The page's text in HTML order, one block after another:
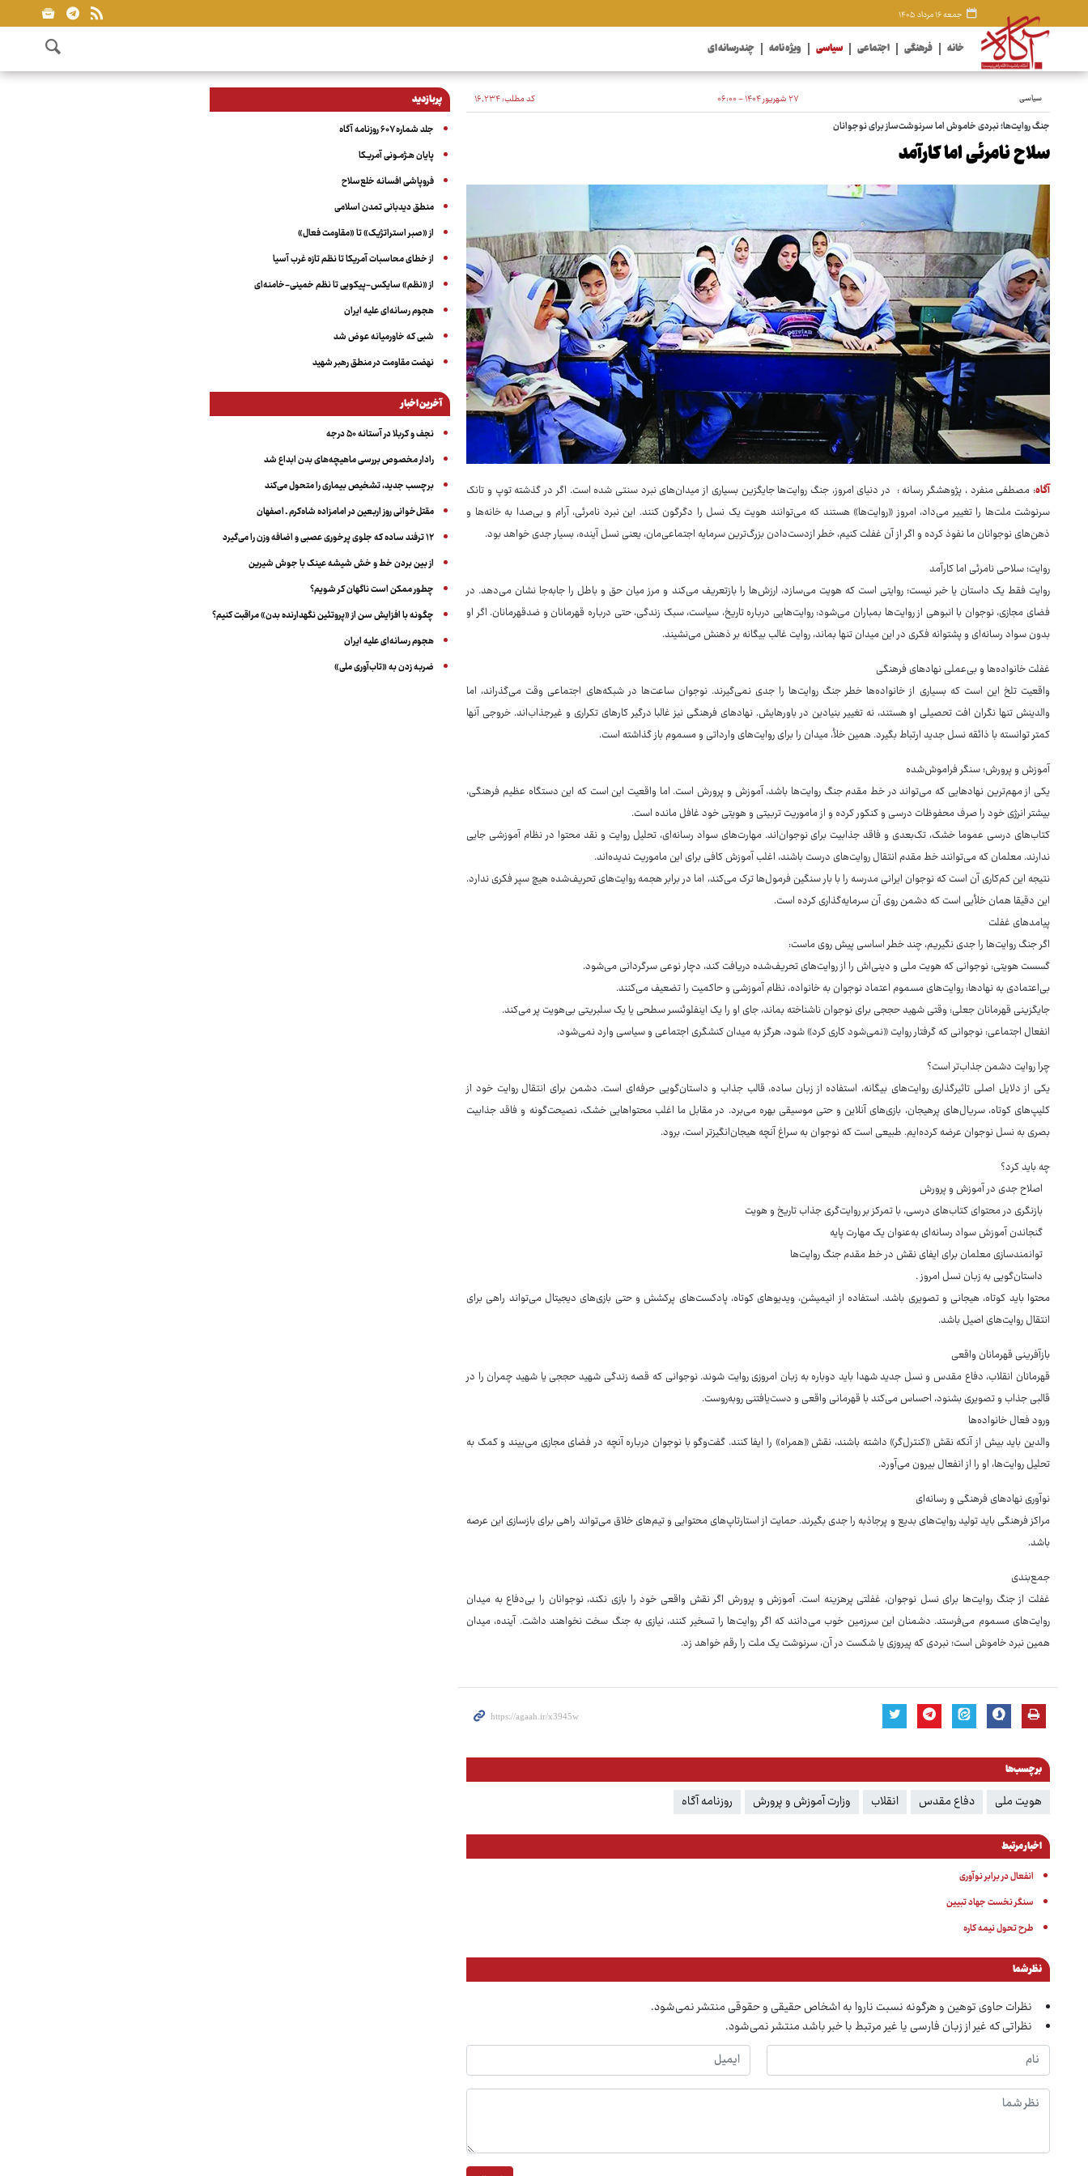
جمعه ۱۶ مرداد ۱۴۰۵
خانه فرهنگی اجتماعی سیاسی ویژه نامه چندرسانه ای
سیاسی ۲۷ شهریور ۱۴۰۴ - ۰۶:۰۰ کد مطلب:۱۶٬۲۳۴
جنگ روایت‌ها؛ نبردی خاموش اما سرنوشت‌ساز برای نوجوانان
سلاح نامرئی اما کارآمد
آگاه: مصطفی منفرد ، پژوهشگر رسانه : در دنیای امروز، جنگ روایت‌ها جایگزین بسیاری از میدان‌های نبرد سنتی شده است. اگر در گذشته توپ و تانک
سرنوشت ملت‌ها را تغییر می‌داد، امروز «روایت‌ها» هستند که می‌توانند هویت یک نسل را دگرگون کنند. این نبرد نامرئی، آرام و بی‌صدا به خانه‌ها و
ذهن‌های نوجوانان ما نفوذ کرده و اگر از آن غفلت کنیم، خطر ازدست‌دادن بزرگ‌ترین سرمایه اجتماعی‌مان، یعنی نسل آینده، بسیار جدی خواهد بود.
روایت؛ سلاحی نامرئی اما کارآمد
روایت فقط یک داستان یا خبر نیست؛ روایتی است که هویت می‌سازد، ارزش‌ها را بازتعریف می‌کند و مرز میان حق و باطل را جابه‌جا نشان می‌دهد. در
فضای مجازی، نوجوان با انبوهی از روایت‌ها بمباران می‌شود: روایت‌هایی درباره تاریخ، سیاست، سبک زندگی، حتی درباره قهرمانان و ضدقهرمانان. اگر او
بدون سواد رسانه‌ای و پشتوانه فکری در این میدان تنها بماند، روایت غالب بیگانه بر ذهنش می‌نشیند.
غفلت خانواده‌ها و بی‌عملی نهادهای فرهنگی
واقعیت تلخ این است که بسیاری از خانواده‌ها خطر جنگ روایت‌ها را جدی نمی‌گیرند. نوجوان ساعت‌ها در شبکه‌های اجتماعی وقت می‌گذراند، اما
والدینش تنها نگران افت تحصیلی او هستند، نه تغییر بنیادین در باورهایش. نهادهای فرهنگی نیز غالبا درگیر کارهای تکراری و غیرجذاب‌اند. خروجی آنها
کمتر توانسته با ذائقه نسل جدید ارتباط بگیرد. همین خلأ، میدان را برای روایت‌های وارداتی و مسموم باز گذاشته است.
آموزش و پرورش؛ سنگر فراموش‌شده
یکی از مهم‌ترین نهادهایی که می‌تواند در خط مقدم جنگ روایت‌ها باشد، آموزش و پرورش است. اما واقعیت این است که این دستگاه عظیم فرهنگی،
بیشتر انرژی خود را صرف محفوظات درسی و کنکور کرده و از ماموریت تربیتی و هویتی خود غافل مانده است.
کتاب‌های درسی عموما خشک، تک‌بعدی و فاقد جذابیت برای نوجوان‌اند. مهارت‌های سواد رسانه‌ای، تحلیل روایت و نقد محتوا در نظام آموزشی جایی
ندارند. معلمان که می‌توانند خط مقدم انتقال روایت‌های درست باشند، اغلب آموزش کافی برای این ماموریت ندیده‌اند.
نتیجه این کم‌کاری آن است که نوجوان ایرانی مدرسه را با بار سنگین فرمول‌ها ترک می‌کند، اما در برابر هجمه روایت‌های تحریف‌شده هیچ سپر فکری ندارد.
این دقیقا همان خلأیی است که دشمن روی آن سرمایه‌گذاری کرده است.
پیامدهای غفلت
اگر جنگ روایت‌ها را جدی نگیریم، چند خطر اساسی پیش روی ماست:
گسست هویتی: نوجوانی که هویت ملی و دینی‌اش را از روایت‌های تحریف‌شده دریافت کند، دچار نوعی سرگردانی می‌شود.
بی‌اعتمادی به نهادها: روایت‌های مسموم اعتماد نوجوان به خانواده، نظام آموزشی و حاکمیت را تضعیف می‌کنند.
جایگزینی قهرمانان جعلی: وقتی شهید حججی برای نوجوان ناشناخته بماند، جای او را یک اینفلوئنسر سطحی یا یک سلبریتی بی‌هویت پر می‌کند.
انفعال اجتماعی: نوجوانی که گرفتار روایت «نمی‌شود کاری کرد» شود، هرگز به میدان کنشگری اجتماعی و سیاسی وارد نمی‌شود.
چرا روایت دشمن جذاب‌تر است؟
یکی از دلایل اصلی تاثیرگذاری روایت‌های بیگانه، استفاده از زبان ساده، قالب جذاب و داستان‌گویی حرفه‌ای است. دشمن برای انتقال روایت خود از
کلیپ‌های کوتاه، سریال‌های پرهیجان، بازی‌های آنلاین و حتی موسیقی بهره می‌برد. در مقابل ما اغلب محتواهایی خشک، نصیحت‌گونه و فاقد جذابیت
بصری به نسل نوجوان عرضه کرده‌ایم. طبیعی است که نوجوان به سراغ آنچه هیجان‌انگیزتر است، برود.
چه باید کرد؟
اصلاح جدی در آموزش و پرورش
بازنگری در محتوای کتاب‌های درسی، با تمرکز بر روایت‌گری جذاب تاریخ و هویت
گنجاندن آموزش سواد رسانه‌ای به‌عنوان یک مهارت پایه
توانمندسازی معلمان برای ایفای نقش در خط مقدم جنگ روایت‌ها
داستان‌گویی به زبان نسل امروز .
محتوا باید کوتاه، هیجانی و تصویری باشد. استفاده از انیمیشن، ویدیوهای کوتاه، پادکست‌های پرکشش و حتی بازی‌های دیجیتال می‌تواند راهی برای
انتقال روایت‌های اصیل باشد.
بازآفرینی قهرمانان واقعی
قهرمانان انقلاب، دفاع مقدس و نسل جدید شهدا باید دوباره به زبان امروزی روایت شوند. نوجوانی که قصه زندگی شهید حججی یا شهید چمران را در
قالبی جذاب و تصویری بشنود، احساس می‌کند با قهرمانی واقعی و دست‌یافتنی روبه‌روست.
ورود فعال خانواده‌ها
والدین باید بیش از آنکه نقش «کنترل‌گر» داشته باشند، نقش «همراه» را ایفا کنند. گفت‌وگو با نوجوان درباره آنچه در فضای مجازی می‌بیند و کمک به
تحلیل روایت‌ها، او را از انفعال بیرون می‌آورد.
نوآوری نهادهای فرهنگی و رسانه‌ای
مراکز فرهنگی باید تولید روایت‌های بدیع و پرجاذبه را جدی بگیرند. حمایت از استارتاپ‌های محتوایی و تیم‌های خلاق می‌تواند راهی برای بازسازی این عرصه
باشد.
جمع‌بندی
غفلت از جنگ روایت‌ها برای نسل نوجوان، غفلتی پرهزینه است. آموزش و پرورش اگر نقش واقعی خود را بازی نکند، نوجوانان را بی‌دفاع به میدان
روایت‌های مسموم می‌فرستد. دشمنان این سرزمین خوب می‌دانند که اگر روایت‌ها را تسخیر کنند، نیازی به جنگ سخت نخواهند داشت. آینده، میدان
همین نبرد خاموش است؛ نبردی که پیروزی یا شکست در آن، سرنوشت یک ملت را رقم خواهد زد.
برچسب‌ها
هویت ملی دفاع مقدس انقلاب وزارت آموزش و پرورش روزنامه آگاه
اخبار مرتبط
انفعال در برابر نوآوری
سنگر نخست جهاد تبیین
طرح تحول نیمه کاره
نظر شما
نظرات حاوی توهین و هرگونه نسبت ناروا به اشخاص حقیقی و حقوقی منتشر نمی‌شود.
نظراتی که غیر از زبان فارسی یا غیر مرتبط با خبر باشد منتشر نمی‌شود.
پربازدید
جلد شماره ۶۰۷ روزنامه آگاه
پایان هـژمـونی آمریـکا
فروپاشی افسانه خلع‌سلاح
منطق دیدبانی تمدن اسلامی
از «صبر استراتژیک» تا «مقاومت فعال»
از خطای محاسبات آمریکا تا نظم تازه غرب آسیا
از «نظم» سایکس-پیکویی تا نظم خمینی-خامنه‌ای
هجوم رسانه‌ای علیه ایران
شبی که خاورمیانه عوض شد
نهضت مقاومت در منطق رهبر شهید
آخرین اخبار
نجف و کربلا در آستانه ۵۰ درجه
رادار مخصوص بررسی ماهیچه‌های بدن ابداع شد
برچسب جدید، تشخیص بیماری را متحول می‌کند
مقتل‌خوانی روز اربعین در امامزاده شاه‌کرم ـ اصفهان
۱۲ ترفند ساده که جلوی پرخوری عصبی و اضافه ‌وزن را می‌گیرد
از بین بردن خط و خش شیشه عینک با جوش شیرین
چطور ممکن است ناگهان کر شویم؟
چگونه با افزایش سن از «پروتئین نگهدارنده بدن» مراقبت کنیم؟
هجوم رسانه‌ای علیه ایران
ضربه زدن به «تاب‌آوری ملی»